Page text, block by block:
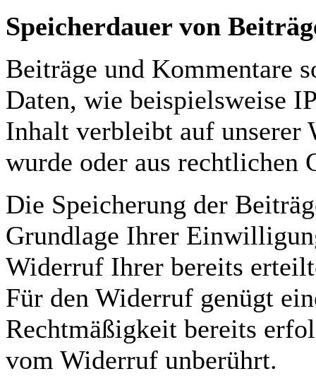
Speicherdauer von
Beiträge und Kommentare
Daten, wie beispielsweise
Inhalt verbleibt auf unserer
wurde oder aus rechtlichen
Die Speicherung der
Grundlage Ihrer
Widerruf Ihrer bereits
Für den Widerruf genügt
Rechtmäßigkeit bereits
vom Widerruf unberührt.